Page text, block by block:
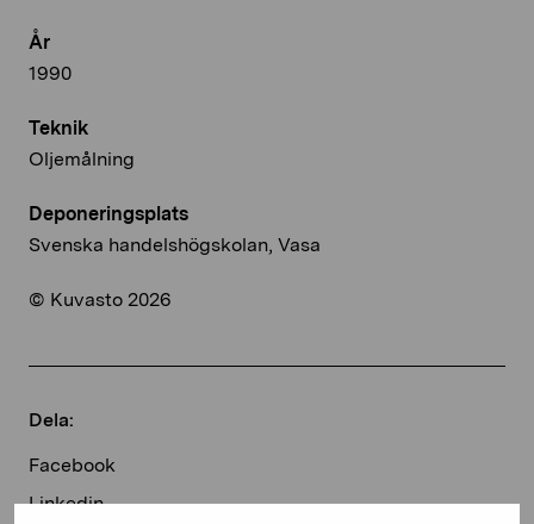
År
1990
Teknik
Oljemålning
Deponeringsplats
Svenska handelshögskolan, Vasa
© Kuvasto 2026
Dela:
Facebook
Linkedin